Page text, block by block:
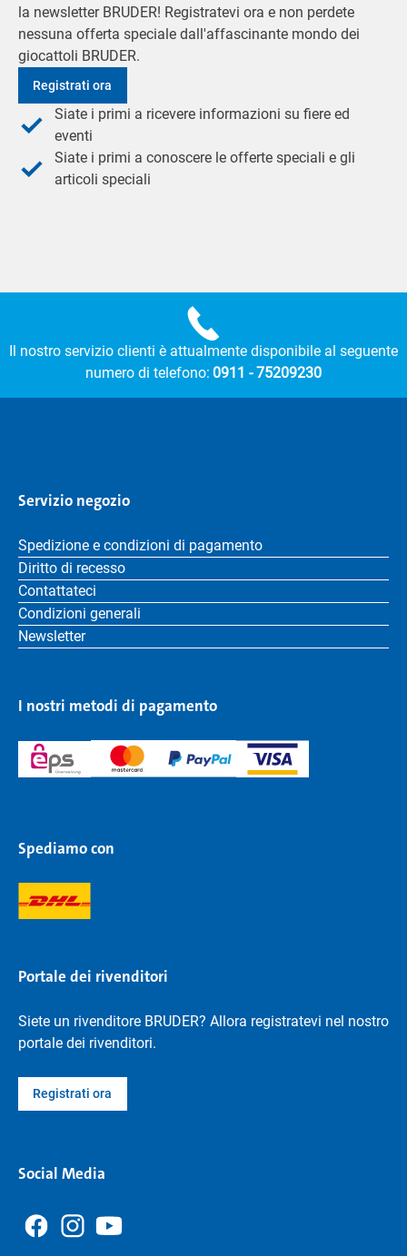
la newsletter BRUDER! Registratevi ora e non perdete
nessuna offerta speciale dall'affascinante mondo dei
giocattoli BRUDER.
Registrati ora
Siate i primi a ricevere informazioni su fiere ed
eventi
Siate i primi a conoscere le offerte speciali e gli
articoli speciali
Il nostro servizio clienti è attualmente disponibile al seguente
numero di telefono: 0911 - 75209230
Servizio negozio
Spedizione e condizioni di pagamento
Diritto di recesso
Contattateci
Condizioni generali
Newsletter
I nostri metodi di pagamento
Spediamo con
Portale dei rivenditori
Siete un rivenditore BRUDER? Allora registratevi nel nostro
portale dei rivenditori.
Registrati ora
Social Media